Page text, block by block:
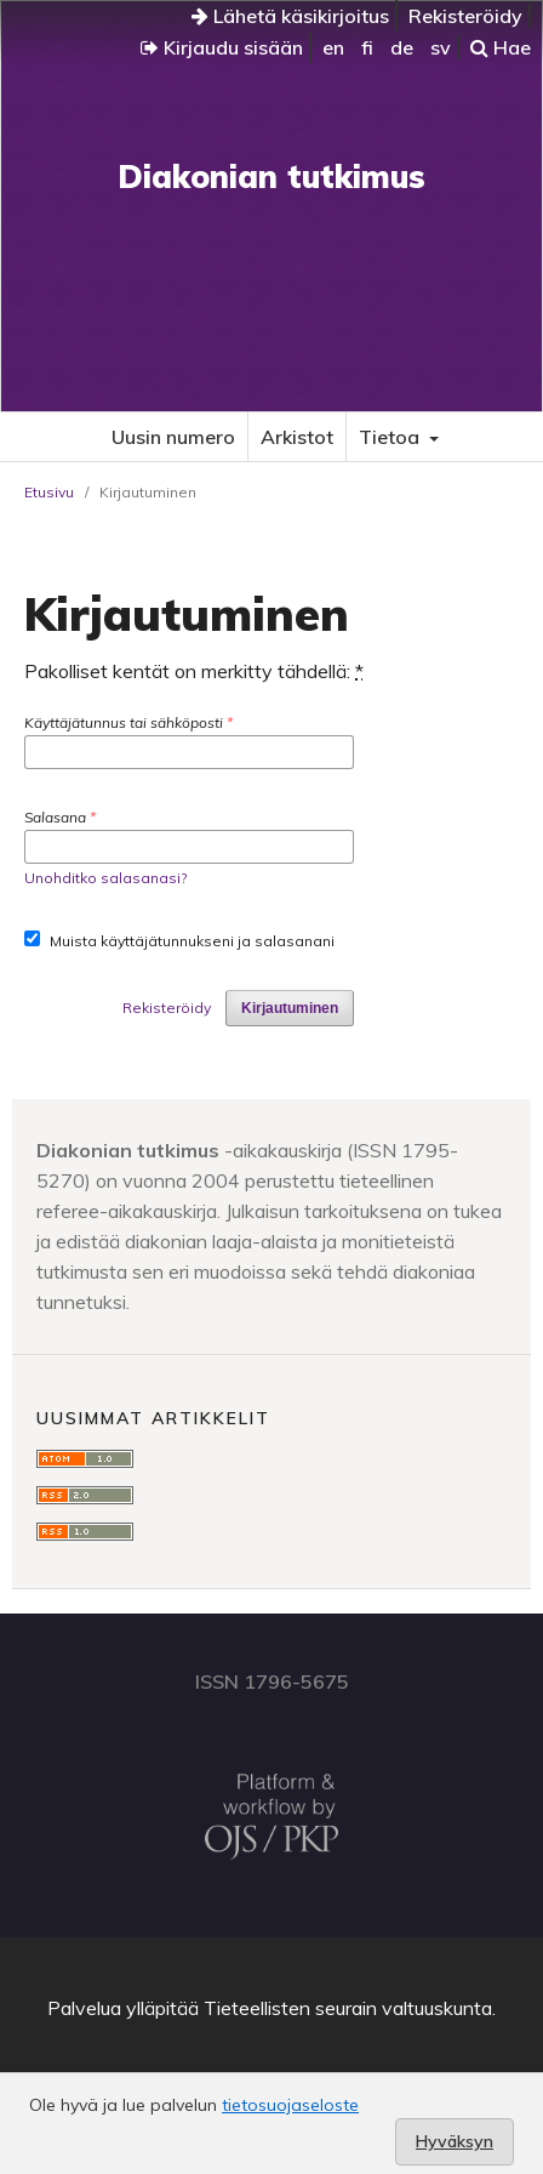
Lähetä käsikirjoitus
Rekisteröidy
Kirjaudu sisään
en fi de sv Hae
Diakonian tutkimus
Uusin numero Arkistot Tietoa
Etusivu / Kirjautuminen
Kirjautuminen
Pakolliset kentät on merkitty tähdellä: *
Käyttäjätunnus tai sähköposti *
Salasana *
Unohditko salasanasi?
Muista käyttäjätunnukseni ja salasanani
Kirjautuminen
Rekisteröidy
Diakonian tutkimus -aikakauskirja (ISSN 1795-
5270) on vuonna 2004 perustettu tieteellinen
referee-aikakauskirja. Julkaisun tarkoituksena on tukea
ja edistää diakonian laaja-alaista ja monitieteistä
tutkimusta sen eri muodoissa sekä tehdä diakoniaa
tunnetuksi.
UUSIMMAT ARTIKKELIT
ISSN 1796-5675
Ole hyvä ja lue palvelun tietosuojaseloste
Hyväksyn
Palvelua ylläpitää Tieteellisten seurain valtuuskunta.